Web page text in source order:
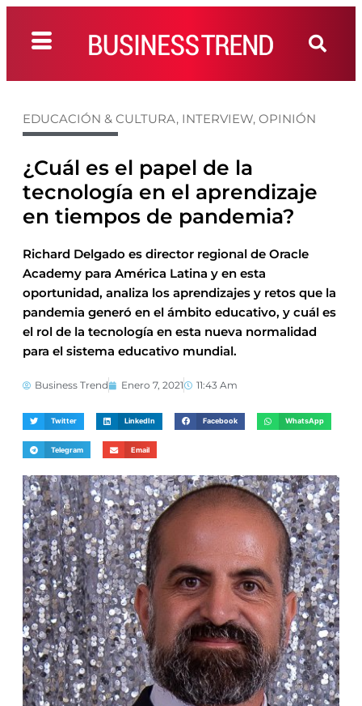
EDUCACIÓN & CULTURA, INTERVIEW, OPINIÓN
¿Cuál es el papel de la
tecnología en el aprendizaje
en tiempos de pandemia?
Richard Delgado es director regional de Oracle
Academy para América Latina y en esta
oportunidad, analiza los aprendizajes y retos que la
pandemia generó en el ámbito educativo, y cuál es
el rol de la tecnología en esta nueva normalidad
para el sistema educativo mundial.
Business Trend Enero 7, 2021 11:43 Am
Twitter LinkedIn Facebook WhatsApp
Telegram Email